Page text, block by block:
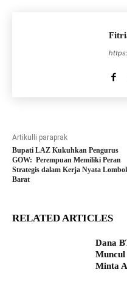
Artikulli paraprak
Bupati LAZ Kukuhkan Pengurus
GOW: Perempuan Memiliki Peran
Strategis dalam Kerja Nyata
Barat
RELATED ARTICLES
Dana
Minta